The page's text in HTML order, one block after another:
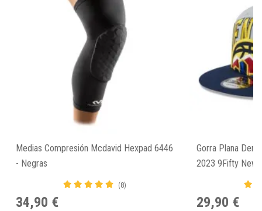
Medias Compresión Mcdavid Hexpad 6446
- Negras
(8)
34,90 €
Gorra Plana
2023 9Fifty New
29,90 €